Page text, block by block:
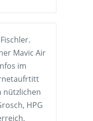
Mavic Air
im
nützlichen
HPG